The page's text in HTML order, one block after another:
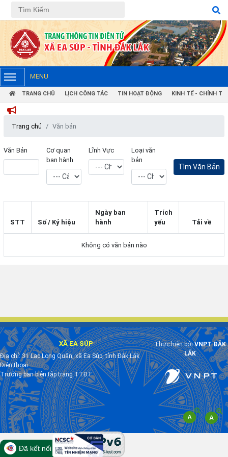
MENU
TRANG CHỦ LỊCH CÔNG TÁC TIN HOẠT ĐỘNG KINH TẾ - CHÍNH TRỊ
Trang chủ Văn bản
Văn Bản
Cơ quan
ban hành
Lĩnh Vực
Loại văn
bản
STT Số / Ký hiệu
Ngày ban
hành
Trích
yếu
Tải về
Không có văn bản nào
XÃ EA SÚP
Địa chỉ: 31 Lạc Long Quân, xã Ea Súp, tỉnh Đắk Lắk
Điện thoại:
Trưởng ban biên tập trang TTĐT
Thực hiện bởiVNPT ĐẮK
LẮK
Đã kết nối EMC